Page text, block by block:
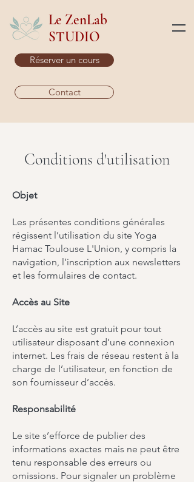
Le ZenLab
STUDIO
Réserver un cours
Contact
Conditions d'utilisation
Objet
Les présentes conditions générales
régissent l’utilisation du site Yoga
Hamac Toulouse L'Union, y compris la
navigation, l’inscription aux newsletters
et les formulaires de contact.
Accès au Site
L’accès au site est gratuit pour tout
utilisateur disposant d’une connexion
internet. Les frais de réseau restent à la
charge de l’utilisateur, en fonction de
son fournisseur d’accès.
Responsabilité
Le site s’efforce de publier des
informations exactes mais ne peut être
tenu responsable des erreurs ou
omissions. Pour signaler un problème